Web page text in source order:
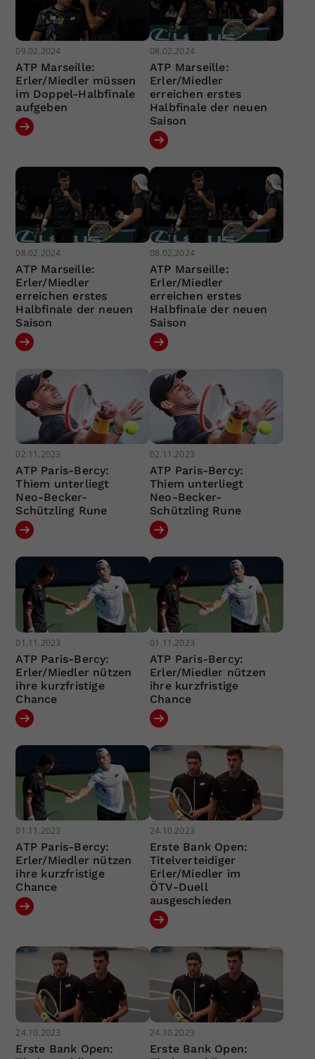
09.02.2024
ATP Marseille:
Erler/Miedler müssen
im Doppel-Halbfinale
aufgeben
08.02.2024
ATP Marseille:
Erler/Miedler
erreichen erstes
Halbfinale der neuen
Saison
08.02.2024
ATP Marseille:
Erler/Miedler
erreichen erstes
Halbfinale der neuen
Saison
08.02.2024
ATP Marseille:
Erler/Miedler
erreichen erstes
Halbfinale der neuen
Saison
02.11.2023
ATP Paris-Bercy:
Thiem unterliegt
Neo-Becker-
Schützling Rune
02.11.2023
ATP Paris-Bercy:
Thiem unterliegt
Neo-Becker-
Schützling Rune
01.11.2023
ATP Paris-Bercy:
Erler/Miedler nützen
ihre kurzfristige
Chance
01.11.2023
ATP Paris-Bercy:
Erler/Miedler nützen
ihre kurzfristige
Chance
01.11.2023
ATP Paris-Bercy:
Erler/Miedler nützen
ihre kurzfristige
Chance
24.10.2023
Erste Bank Open:
Titelverteidiger
Erler/Miedler im
ÖTV-Duell
ausgeschieden
24.10.2023
Erste Bank Open:
24.10.2023
Erste Bank Open: